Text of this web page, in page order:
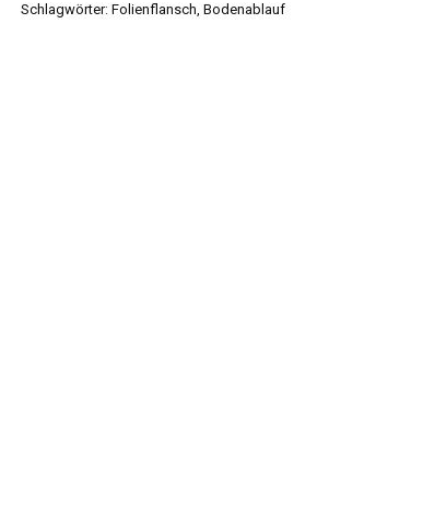
Schlagwörter:Folienflansch,Bodenablauf